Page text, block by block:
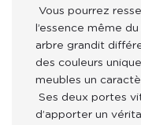
l’essence même
arbre grandit
des couleurs
meubles un
d’apporter un